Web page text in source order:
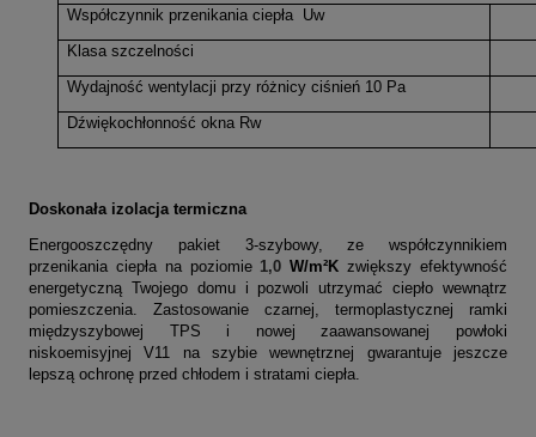
Współczynnik przenikania ciepła Uw
Klasa szczelności
Wydajność wentylacji przy różnicy ciśnień 10 Pa
Dźwiękochłonność okna Rw
Doskonała izolacja termiczna
Energooszczędny pakiet 3-szybowy, ze współczynnikiem
przenikania ciepła na poziomie 1,0W/m²K zwiększy efektywność
energetyczną Twojego domu i pozwoli utrzymać ciepło wewnątrz
pomieszczenia. Zastosowanie czarnej, termoplastycznej ramki
międzyszybowej TPS i nowej zaawansowanej powłoki
niskoemisyjnej V11 na szybie wewnętrznej gwarantuje jeszcze
lepszą ochronę przed chłodem i stratami ciepła.